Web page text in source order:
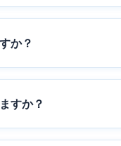
か？
すか？